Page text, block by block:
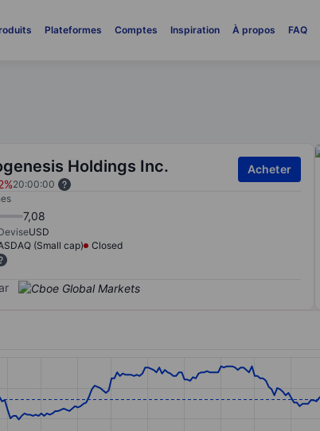
Plateformes Comptes Inspiration À propos FAQ
Holdings Inc.
20:00:00
Acheter
7,08
USD
(Small cap)
Closed
data points.
axis displaying categories.